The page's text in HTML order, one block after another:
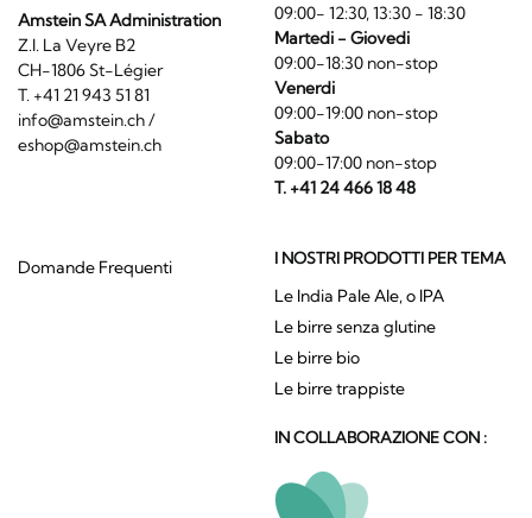
Amstein SA Administration
Z.I. La Veyre B2
CH-1806 St-Légier
T. +41 21 943 51 81
info@amstein.ch/
eshop@amstein.ch
09:00- 12:30, 13:30 - 18:30
Martedi - Giovedi
09:00-18:30 non-stop
Venerdi
09:00-19:00 non-stop
Sabato
09:00-17:00 non-stop
T. +41 24 466 18 48
Domande Frequenti I NOSTRI PRODOTTI PER TEMA
Le India Pale Ale, o IPA
Le birre senza glutine
Le birre bio
Le birre trappiste
IN COLLABORAZIONE CON :